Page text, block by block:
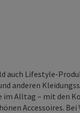
auch Lifestyle-
anderen
im Alltag – mit den
Accessoires.